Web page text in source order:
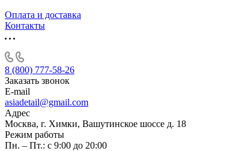
Оплата и доставка
Контакты
8 (800) 777-58-26
Заказать звонок
E-mail
asiadetail@gmail.com
Адрес
Москва, г. Химки, Вашутинское шоссе д. 18
Режим работы
Пн. – Пт.: с 9:00 до 20:00